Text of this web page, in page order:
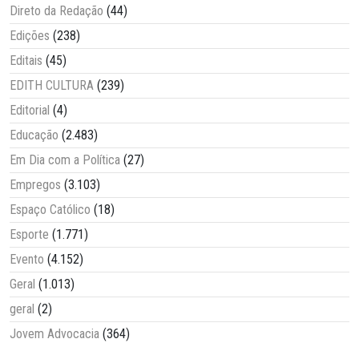
Direto da Redação (44)
Edições (238)
Editais (45)
EDITH CULTURA (239)
Editorial (4)
Educação (2.483)
Em Dia com a Política (27)
Empregos (3.103)
Espaço Católico (18)
Esporte (1.771)
Evento (4.152)
Geral (1.013)
geral (2)
Jovem Advocacia (364)